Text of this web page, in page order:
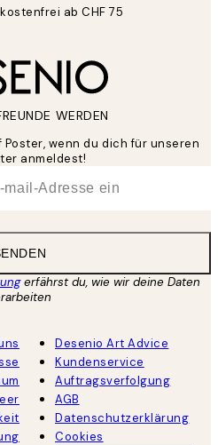
ab CHF 75
WERDEN
Poster, wenn du dich für unseren
anmeldest!
erfährst du, wie wir deine Daten
Desenio Art Advice
Kundenservice
Auftragsverfolgung
AGB
Datenschutzerklärung
Cookies